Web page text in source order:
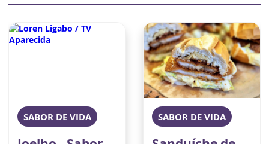
SABOR DE VIDA SABOR DE VIDA